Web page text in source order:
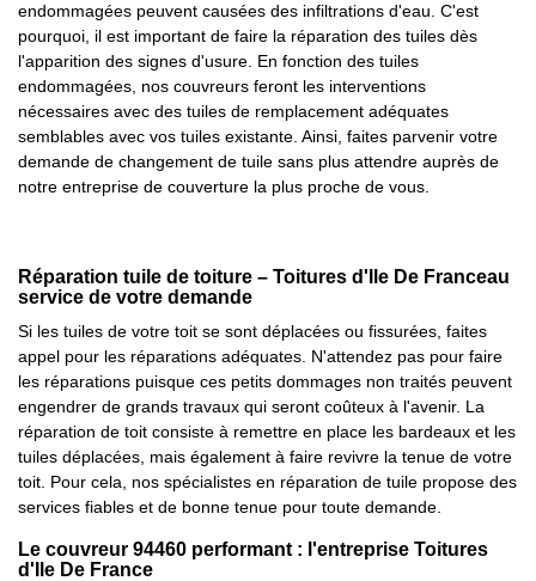
endommagées peuvent causées des infiltrations d'eau. C'est
pourquoi, il est important de faire la réparation des tuiles dès
l'apparition des signes d'usure. En fonction des tuiles
endommagées, nos couvreurs feront les interventions
nécessaires avec des tuiles de remplacement adéquates
semblables avec vos tuiles existante. Ainsi, faites parvenir votre
demande de changement de tuile sans plus attendre auprès de
notre entreprise de couverture la plus proche de vous.
Réparation tuile de toiture – Toitures d'Ile De Franceau
service de votre demande
Si les tuiles de votre toit se sont déplacées ou fissurées, faites
appel pour les réparations adéquates. N'attendez pas pour faire
les réparations puisque ces petits dommages non traités peuvent
engendrer de grands travaux qui seront coûteux à l'avenir. La
réparation de toit consiste à remettre en place les bardeaux et les
tuiles déplacées, mais également à faire revivre la tenue de votre
toit. Pour cela, nos spécialistes en réparation de tuile propose des
services fiables et de bonne tenue pour toute demande.
Le couvreur 94460 performant : l'entreprise Toitures
d'Ile De France